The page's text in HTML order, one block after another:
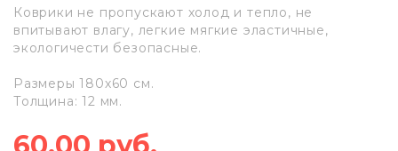
Коврики не пропускают холод и тепло, не
впитывают влагу, легкие мягкие эластичные,
экологичести безопасные.
Размеры 180х60 см.
Толщина: 12 мм.